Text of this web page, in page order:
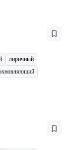
лиричный